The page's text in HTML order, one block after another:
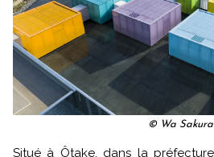
© Wa Sakura
Situé à Ôtake, dans la préfecture d’Hiroshima, le musée